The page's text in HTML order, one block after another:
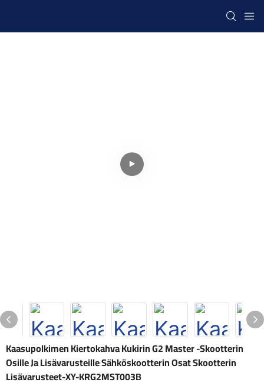
Kaasupolkimen Kiertokahva Kukirin G2 Master -skootterin
Osille Ja Lisävarusteille Sähköskootterin Osat Skootterin
Lisävarusteet-XY-KRG2MST003B